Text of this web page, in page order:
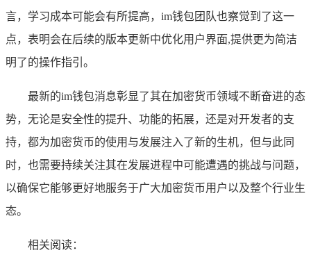
言，学习成本可能会有所提高，im钱包团队也察觉到了这一
点，表明会在后续的版本更新中优化用户界面,提供更为简洁
明了的操作指引。
最新的im钱包消息彰显了其在加密货币领域不断奋进的态
势，无论是安全性的提升、功能的拓展，还是对开发者的支
持，都为加密货币的使用与发展注入了新的生机，但与此同
时，也需要持续关注其在发展进程中可能遭遇的挑战与问题，
以确保它能够更好地服务于广大加密货币用户以及整个行业生
态。
相关阅读：